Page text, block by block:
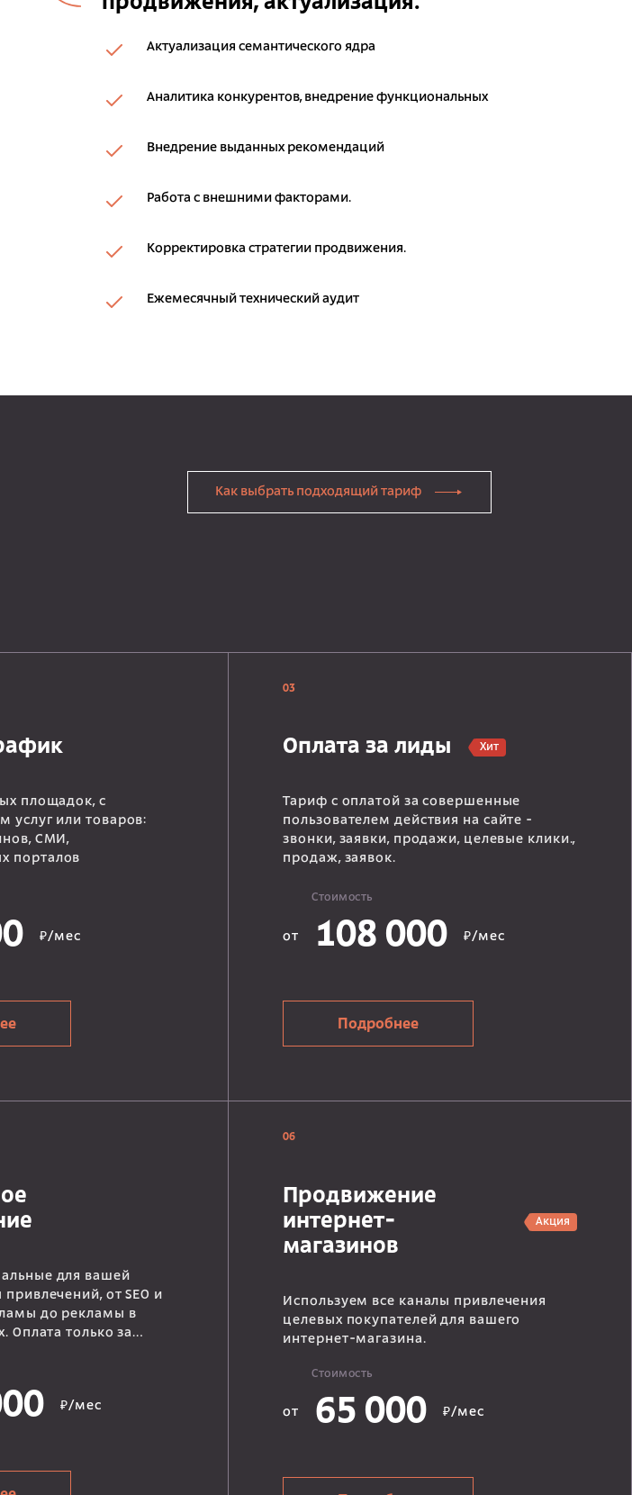
Актуализация семантического ядра
Аналитика конкурентов, внедрение функциональных
Внедрение выданных рекомендаций
Работа с внешними факторами.
Корректировка стратегии продвижения.
Ежемесячный технический аудит
Как выбрать подходящий тариф
площадок, с
услуг или товаров:
СМИ,
порталов
₽/мес
03
Оплата за лиды Хит
Тариф с оплатой за совершенные
пользователем действия на сайте -
звонки, заявки, продажи, целевые клики.,
продаж, заявок.
Стоимость
от 108 000 ₽/мес
Подробнее
для вашей
от SEO и
до рекламы в
Оплата только за
₽/мес
06
Продвижение
интернет-
магазинов
Акция
Используем все каналы привлечения
целевых покупателей для вашего
интернет-магазина.
Стоимость
от 65 000 ₽/мес